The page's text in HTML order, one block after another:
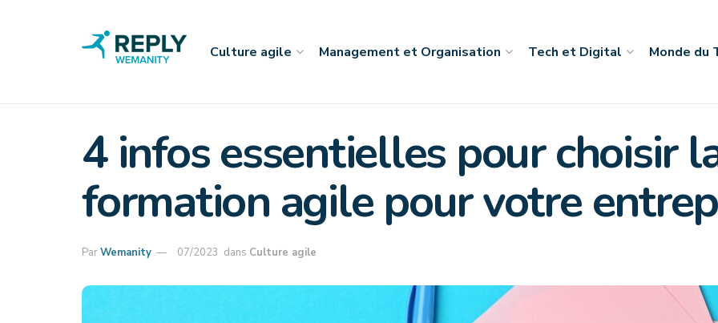
Culture agile Management et Organisation Tech et Digital Monde du
4 infos essentielles pour choisir
formation agile pour votre
ParWemanity 07/2023 dans Culture agile